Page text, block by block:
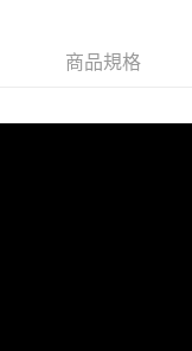
額度；若仍有額度不足之情
商品規格